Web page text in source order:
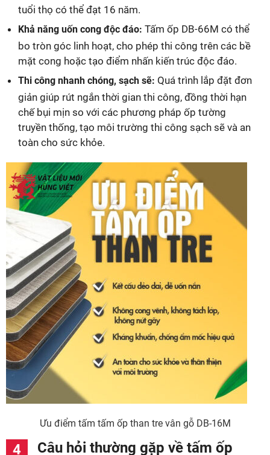
tuổi thọ có thể đạt 16 năm.
Khả năng uốn cong độc đáo: Tấm ốp DB-66M có thể
bo tròn góc linh hoạt, cho phép thi công trên các bề
mặt cong hoặc tạo điểm nhấn kiến trúc độc đáo.
Thi công nhanh chóng, sạch sẽ: Quá trình lắp đặt đơn
giản giúp rút ngắn thời gian thi công, đồng thời hạn
chế bụi mịn so với các phương pháp ốp tường
truyền thống, tạo môi trường thi công sạch sẽ và an
toàn cho sức khỏe.
Ưu điểm tấm tấm ốp than tre vân gỗ DB-16M
Câu hỏi thường gặp về tấm ốp